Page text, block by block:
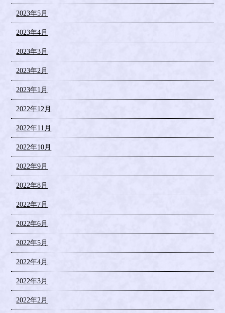
2023年5月
2023年4月
2023年3月
2023年2月
2023年1月
2022年12月
2022年11月
2022年10月
2022年9月
2022年8月
2022年7月
2022年6月
2022年5月
2022年4月
2022年3月
2022年2月